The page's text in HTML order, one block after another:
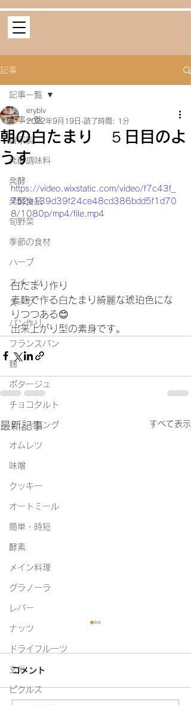
記事
記事一覧
自家製
発酵調味料
発酵
発酵食品
旬野菜
季節の食材
ハーブ
スイーツ
スープ
パン作り
フランスパン
麹
ポタージュ
チョコタルト
ドレッシング
オムレツ
味噌
クッキー
オートミール
簡単・時短
酵素
メイン料理
グラノーラ
レバー
ナッツ
ドライフルーツ
玄米
ピクルス
記事一覧
朝の白たまり ５日目のよ
うす
eryblv
2022年9月19日 読了時間: 1分
https://video.wixstatic.com/video/f7c43f_
752e139d39f24ce48cd386bdd5f1d70
8/1080p/mp4/file.mp4
白たまり作り
麦麹で作る白たまり綺麗な琥珀色にな
りつつある😊
出来上がり型の素身です。
最新記事 すべて表示
コメント